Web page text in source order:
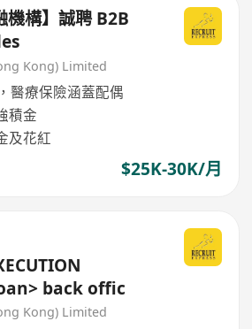
機構】誠聘 B2B
Kong) Limited
醫療保險涵蓋配偶
積金
及花紅
$25K-30K/月
back offic
Kong) Limited